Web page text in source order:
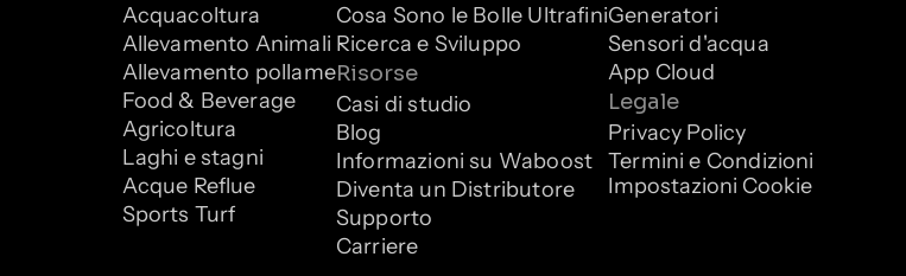
Acquacoltura
Allevamento Animali
Allevamento pollame
Food & Beverage
Agricoltura
Laghi e stagni
Acque Reflue
Sports Turf
Cosa Sono le Bolle Ultrafini
Ricerca e Sviluppo
Risorse
Casi di studio
Blog
Informazioni su Waboost
Diventa un Distributore
Supporto
Carriere
Generatori
Sensori d'acqua
App Cloud
Legale
Privacy Policy
Termini e Condizioni
Impostazioni Cookie